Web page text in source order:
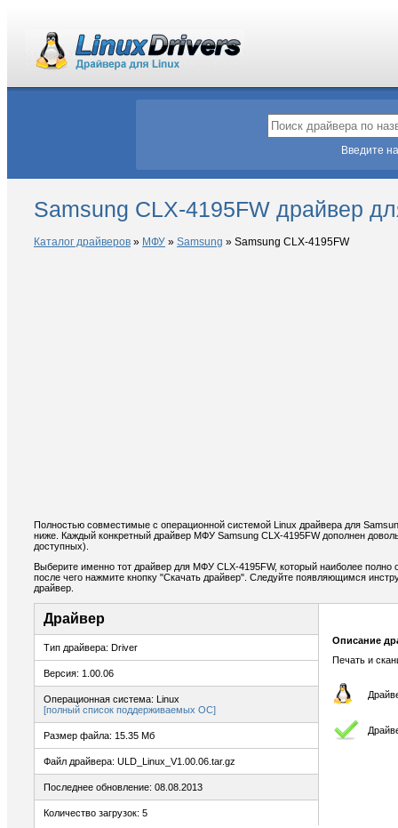
Введите
Samsung CLX-4195FW драйвер
Каталог драйверов » МФУ » Samsung » Samsung CLX-4195FW
Полностью совместимые с операционной системой Linux драйвера для
ниже. Каждый конкретный драйвер МФУ Samsung CLX-4195FW дополнен
доступных).
Выберите именно тот драйвер для МФУ CLX-4195FW, который наиболее
после чего нажмите кнопку "Скачать драйвер". Следуйте появляющимся
драйвер.
Драйвер
Тип драйвера: Driver
Версия: 1.00.06
Операционная система: Linux
[полный список поддерживаемых ОС]
Размер файла: 15.35 Мб
Файл драйвера: ULD_Linux_V1.00.06.tar.gz
Последнее обновление: 08.08.2013
Количество загрузок: 5
Описание
Печать и